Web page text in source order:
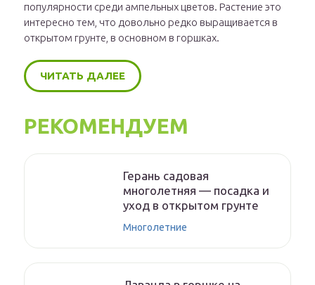
популярности среди ампельных цветов. Растение это
интересно тем, что довольно редко выращивается в
открытом грунте, в основном в горшках.
ЧИТАТЬ ДАЛЕЕ
РЕКОМЕНДУЕМ
Герань садовая
многолетняя — посадка и
уход в открытом грунте
Многолетние